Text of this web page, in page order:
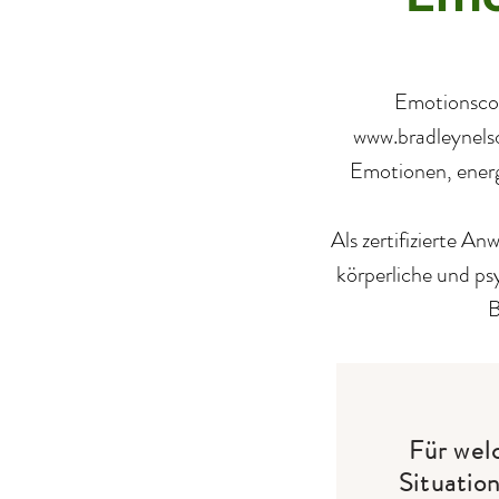
Emotionen,
Als zertifizierte
körperliche und
Für